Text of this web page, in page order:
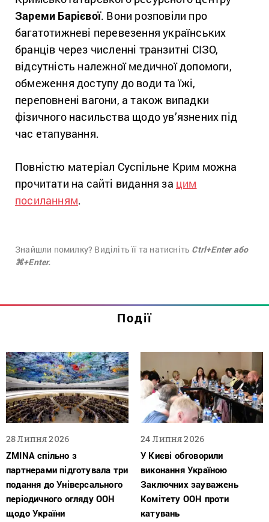
Зареми Барієвої. Вони розповіли про
багатотижневі перевезення українських
бранців через численні транзитні СІЗО,
відсутність належної медичної допомоги,
обмеження доступу до води та їжі,
переповнені вагони, а також випадки
фізичного насильства щодо ув’язнених під
час етапування.
Повністю матеріал Суспільне Крим можна
прочитати на сайті видання за цим
посиланням.
Знайшли помилку? Виділіть її та натисніть Ctrl+Enter або
⌘+Enter.
Події
28 Липня 2026
ZMINA спільно з
партнерами підготувала три
подання до Універсального
періодичного огляду ООН
щодо України
24 Липня 2026
У Києві обговорили
виконання Україною
Заключних зауважень
Комітету ООН проти
катувань